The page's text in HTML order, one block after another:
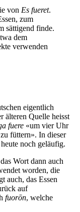
von Es fueret.
zum
sättigend finde.
dem
verwenden
eigentlich
älteren Quelle heisst
fuere «um vier Uhr
füttern». In dieser
noch geläufig.
Wort dann auch
worden, die
auch, das Essen
auf
fuorōn, welche